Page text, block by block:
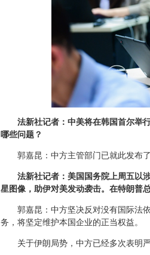
法新社记者：中美将在韩国首尔举
哪些问题？
郭嘉昆：中方主管部门已就此发布
法新社记者：美国国务院上周五以
星图像，助伊对美发动袭击。在特朗普
郭嘉昆：中方坚决反对没有国际法
务，将坚定维护本国企业的正当权益。
关于伊朗局势，中方已经多次表明